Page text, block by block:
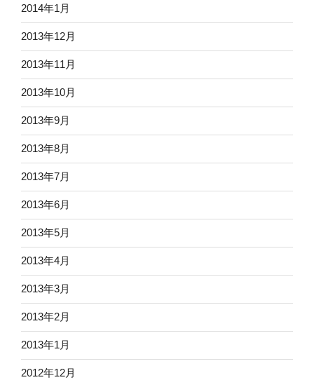
2014年1月
2013年12月
2013年11月
2013年10月
2013年9月
2013年8月
2013年7月
2013年6月
2013年5月
2013年4月
2013年3月
2013年2月
2013年1月
2012年12月